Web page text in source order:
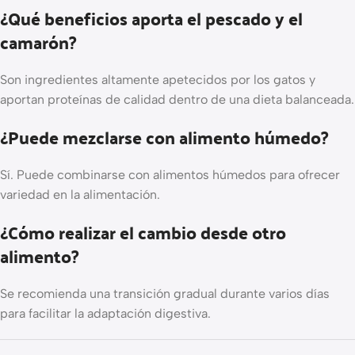
¿Qué beneficios aporta el pescado y el
camarón?
Son ingredientes altamente apetecidos por los gatos y
aportan proteínas de calidad dentro de una dieta balanceada.
¿Puede mezclarse con alimento húmedo?
Sí. Puede combinarse con alimentos húmedos para ofrecer
variedad en la alimentación.
¿Cómo realizar el cambio desde otro
alimento?
Se recomienda una transición gradual durante varios días
para facilitar la adaptación digestiva.